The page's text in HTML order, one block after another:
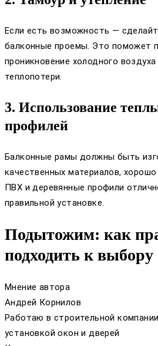
Если есть возможность —
балконные проемы. Это поможет
проникновение холодного воздуха
теплопотери.
3. Использование
профилей
Балконные рамы должны быть
качественных материалов,
ПВХ и деревянные профили
правильной установке.
Подытожим: как
подходить к выбору
Мнение автора
Андрей Корнилов
Работаю в строительной
установкой окон и дверей